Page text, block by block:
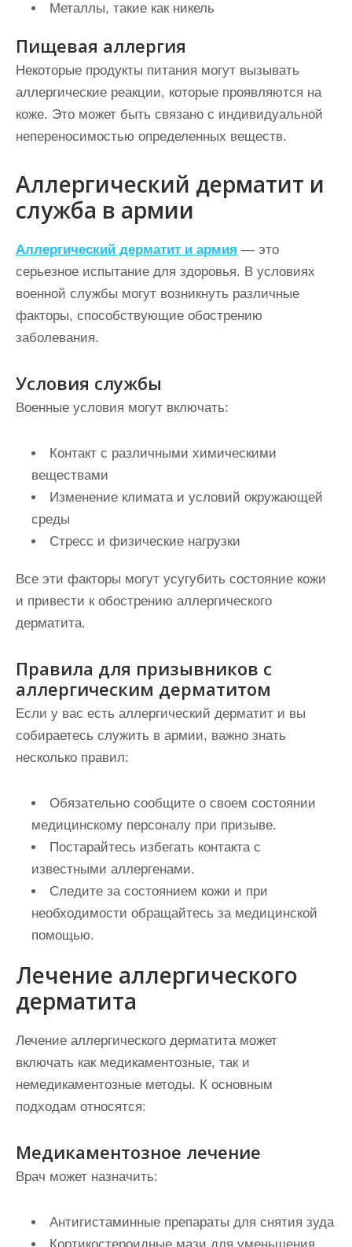
Металлы, такие как никель
Пищевая аллергия
Некоторые продукты питания могут вызывать
аллергические реакции, которые проявляются на
коже. Это может быть связано с индивидуальной
непереносимостью определенных веществ.
Аллергический дерматит и
служба в армии
Аллергический дерматит и армия — это
серьезное испытание для здоровья. В условиях
военной службы могут возникнуть различные
факторы, способствующие обострению
заболевания.
Условия службы
Военные условия могут включать:
Контакт с различными химическими
веществами
Изменение климата и условий окружающей
среды
Стресс и физические нагрузки
Все эти факторы могут усугубить состояние кожи
и привести к обострению аллергического
дерматита.
Правила для призывников с
аллергическим дерматитом
Если у вас есть аллергический дерматит и вы
собираетесь служить в армии, важно знать
несколько правил:
Обязательно сообщите о своем состоянии
медицинскому персоналу при призыве.
Постарайтесь избегать контакта с
известными аллергенами.
Следите за состоянием кожи и при
необходимости обращайтесь за медицинской
помощью.
Лечение аллергического
дерматита
Лечение аллергического дерматита может
включать как медикаментозные, так и
немедикаментозные методы. К основным
подходам относятся:
Медикаментозное лечение
Врач может назначить:
Антигистаминные препараты для снятия зуда